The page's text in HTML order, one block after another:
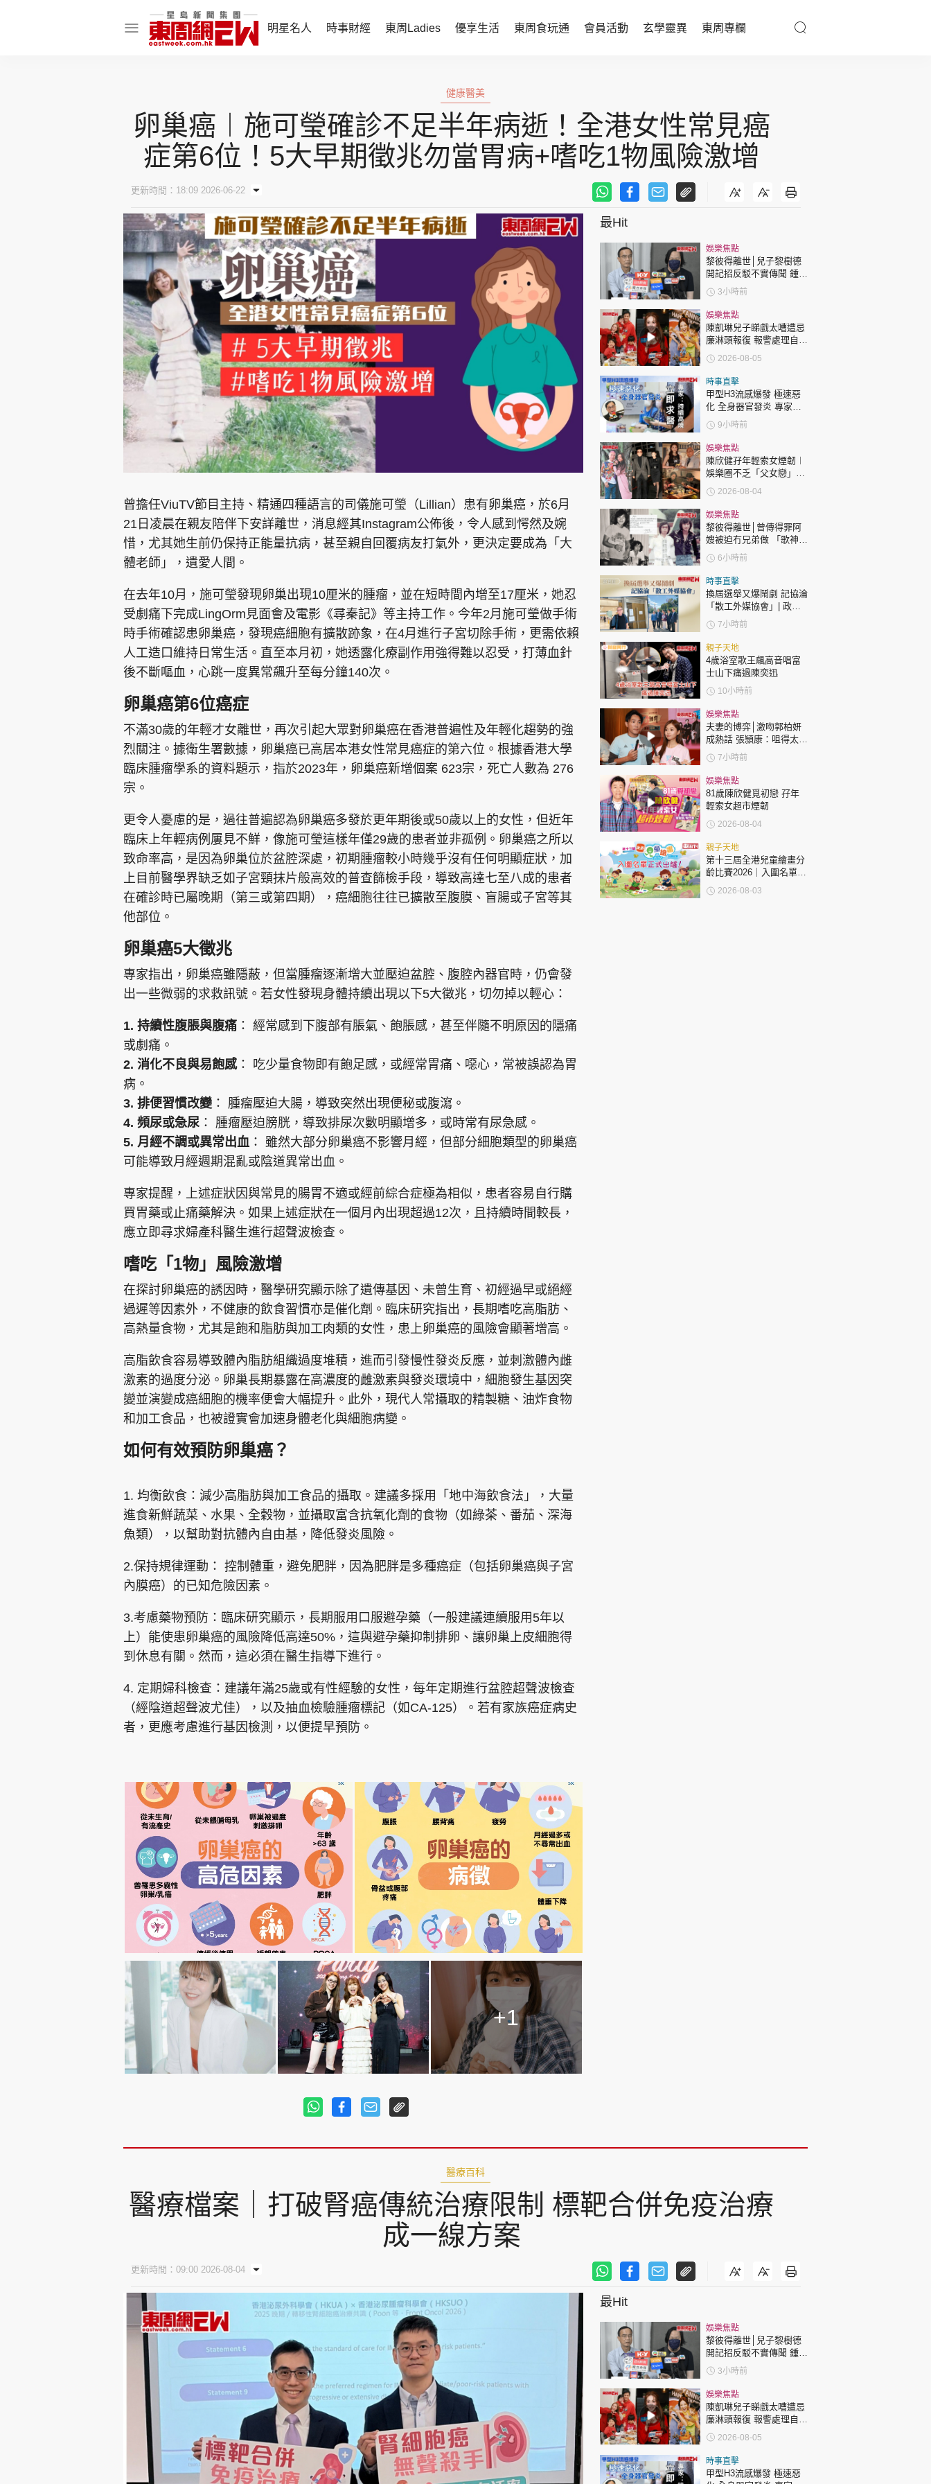
明星名人 時事財經 東周Ladies 優享生活 東周食玩通 會員活動 玄學靈異 東周專欄
話題人物
東姑熱話
財經智庫
焦點人物
時尚生活
健康醫美
醫療百科
親子天地
與寵同行
東周食玩通
樂在灣區
飲食玩樂
會員活動
東周JETSO
玄學靈異
東勝運程
智富天下 李居明
神機妙算 李丞責
緣來有理 麥玲玲
鬼靈精怪 威師兄
娛樂名人
文化藝術
時政財經
健康生活
飲食旅遊
集團旗下品牌
cazbuyer 東Touch PCM 電腦廣場 星島頭條 星島日報 頭條日報 星島環球 The Standard 親子王
Oh!爸媽 JobMarket 頭條搵工 EDUPLUS
Copyright © 東周網 版權所有 . 不得轉載 ©Eastweek.com.hk. All rights reserved.
健康醫美
卵巢癌︱施可瑩確診不足半年病逝！全港女性常見癌
症第6位！5大早期徵兆勿當胃病+嗜吃1物風險激增
更新時間：18:09 2026-06-22
曾擔任ViuTV節目主持、精通四種語言的司儀施可瑩（Lillian）患有卵巢癌，於6月
21日凌晨在親友陪伴下安詳離世，消息經其Instagram公佈後，令人感到愕然及婉
惜，尤其她生前仍保持正能量抗病，甚至親自回覆病友打氣外，更決定要成為「大
體老師」，遺愛人間。
在去年10月，施可瑩發現卵巢出現10厘米的腫瘤，並在短時間內增至17厘米，她忍
受劇痛下完成LingOrm見面會及電影《尋秦記》等主持工作。今年2月施可瑩做手術
時手術確認患卵巢癌，發現癌細胞有擴散跡象，在4月進行子宮切除手術，更需依賴
人工造口維持日常生活。直至本月初，她透露化療副作用強得難以忍受，打薄血針
後不斷嘔血，心跳一度異常飆升至每分鐘140次。
卵巢癌第6位癌症
不滿30歲的年輕才女離世，再次引起大眾對卵巢癌在香港普遍性及年輕化趨勢的強
烈關注。據衛生署數據，卵巢癌已高居本港女性常見癌症的第六位。根據香港大學
臨床腫瘤學系的資料題示，指於2023年，卵巢癌新增個案 623宗，死亡人數為 276
宗。
更令人憂慮的是，過往普遍認為卵巢癌多發於更年期後或50歲以上的女性，但近年
臨床上年輕病例屢見不鮮，像施可瑩這樣年僅29歲的患者並非孤例。卵巢癌之所以
致命率高，是因為卵巢位於盆腔深處，初期腫瘤較小時幾乎沒有任何明顯症狀，加
上目前醫學界缺乏如子宮頸抹片般高效的普查篩檢手段，導致高達七至八成的患者
在確診時已屬晚期（第三或第四期），癌細胞往往已擴散至腹膜、盲腸或子宮等其
他部位。
卵巢癌5大徵兆
專家指出，卵巢癌雖隱蔽，但當腫瘤逐漸增大並壓迫盆腔、腹腔內器官時，仍會發
出一些微弱的求救訊號。若女性發現身體持續出現以下5大徵兆，切勿掉以輕心：
1. 持續性腹脹與腹痛 ： 經常感到下腹部有脹氣、飽脹感，甚至伴隨不明原因的隱痛
或劇痛。
2. 消化不良與易飽感： 吃少量食物即有飽足感，或經常胃痛、噁心，常被誤認為胃
病。
3. 排便習慣改變 ： 腫瘤壓迫大腸，導致突然出現便秘或腹瀉。
4. 頻尿或急尿 ： 腫瘤壓迫膀胱，導致排尿次數明顯增多，或時常有尿急感。
5. 月經不調或異常出血 ： 雖然大部分卵巢癌不影響月經，但部分細胞類型的卵巢癌
可能導致月經週期混亂或陰道異常出血。
專家提醒，上述症狀因與常見的腸胃不適或經前綜合症極為相似，患者容易自行購
買胃藥或止痛藥解決。如果上述症狀在一個月內出現超過12次，且持續時間較長，
應立即尋求婦產科醫生進行超聲波檢查。
嗜吃「1物」風險激增
在探討卵巢癌的誘因時，醫學研究顯示除了遺傳基因、未曾生育、初經過早或絕經
過遲等因素外，不健康的飲食習慣亦是催化劑。臨床研究指出，長期嗜吃高脂肪、
高熱量食物，尤其是飽和脂肪與加工肉類的女性，患上卵巢癌的風險會顯著增高。
高脂飲食容易導致體內脂肪組織過度堆積，進而引發慢性發炎反應，並刺激體內雌
激素的過度分泌。卵巢長期暴露在高濃度的雌激素與發炎環境中，細胞發生基因突
變並演變成癌細胞的機率便會大幅提升。此外，現代人常攝取的精製糖、油炸食物
和加工食品，也被證實會加速身體老化與細胞病變。
如何有效預防卵巢癌？
1. 均衡飲食：減少高脂肪與加工食品的攝取。建議多採用「地中海飲食法」，大量
進食新鮮蔬菜、水果、全穀物，並攝取富含抗氧化劑的食物（如綠茶、番茄、深海
魚類），以幫助對抗體內自由基，降低發炎風險。
2.保持規律運動： 控制體重，避免肥胖，因為肥胖是多種癌症（包括卵巢癌與子宮
內膜癌）的已知危險因素。
3.考慮藥物預防：臨床研究顯示，長期服用口服避孕藥（一般建議連續服用5年以
上）能使患卵巢癌的風險降低高達50%，這與避孕藥抑制排卵、讓卵巢上皮細胞得
到休息有關。然而，這必須在醫生指導下進行。
4. 定期婦科檢查：建議年滿25歲或有性經驗的女性，每年定期進行盆腔超聲波檢查
（經陰道超聲波尤佳），以及抽血檢驗腫瘤標記（如CA-125）。若有家族癌症病史
者，更應考慮進行基因檢測，以便提早預防。
+1
最Hit
娛樂焦點
黎彼得離世│兒子黎樹德
開記招反駁不實傳聞 鍾志
光代好友澄清：冇經濟問
題
3小時前
娛樂焦點
陳凱琳兒子睇戲太嘈遭忌
廉淋頭報復 報警處理自責
護子不力 歐錦棠陳倩揚齊
表態「媽媽有責任」
2026-08-05
時事直擊
甲型H3流感爆發 極速惡
化 全身器官發炎 專家：
持續高燒要立即求醫
9小時前
娛樂焦點
陳欣健孖年輕索女煙韌︱
娛樂圈不乏「父女戀」
「爺孫戀」 年齡差距最大
達51歲 最受矚目有李龍
基謝賢
2026-08-04
娛樂焦點
黎彼得離世│曾傳得罪阿
嫂被迫冇兄弟做 「歌神」
許冠傑親筆撰寫悼念忘友
6小時前
時事直擊
換屆選舉又爆鬧劇 記協淪
「散工外媒協會」| 政官
莊
7小時前
親子天地
4歲浴室歌王飆高音唱富
士山下痛過陳奕迅
10小時前
娛樂焦點
夫妻的博弈│激吻郭柏妍
成熱話 張頴康：咀得太
多，一啲都唔享受！
7小時前
娛樂焦點
81歲陳欣健覓初戀 孖年
輕索女超市煙韌
2026-08-04
親子天地
第十三屆全港兒童繪畫分
齡比賽2026｜入圍名單正
式出爐！
2026-08-03
醫療百科
醫療檔案｜打破腎癌傳統治療限制 標靶合併免疫治療
成一線方案
更新時間：09:00 2026-08-04
最Hit
娛樂焦點
黎彼得離世│兒子黎樹德
開記招反駁不實傳聞 鍾志
光代好友澄清：冇經濟問
題
3小時前
娛樂焦點
陳凱琳兒子睇戲太嘈遭忌
廉淋頭報復 報警處理自責
護子不力 歐錦棠陳倩揚齊
表態「媽媽有責任」
2026-08-05
時事直擊
甲型H3流感爆發 極速惡